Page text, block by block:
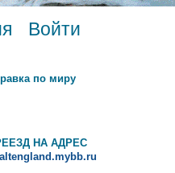
Войти
по миру
НА АДРЕС